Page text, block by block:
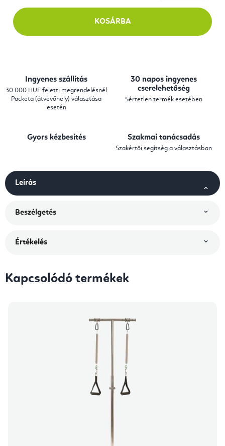
KOSÁRBA
Ingyenes szállítás
30 000 HUF feletti megrendelésnél
Packeta (átvevőhely) választása
esetén
30 napos ingyenes
cserelehetőség
Sértetlen termék esetében
Gyors kézbesítés Szakmai tanácsadás
Szakértői segítség a választásban
Leírás
Beszélgetés
Értékelés
Kapcsolódó termékek